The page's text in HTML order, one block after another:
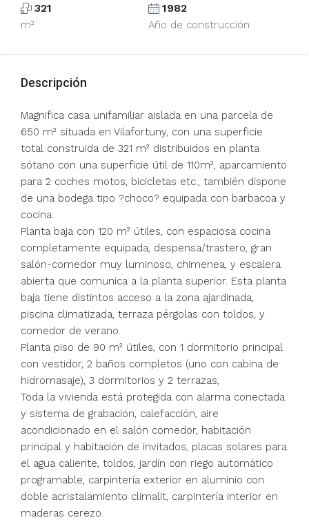
321
m²
1982
Año de construcción
Descripción
Magnifica casa unifamiliar aislada en una parcela de
650 m² situada en Vilafortuny, con una superficie
total construida de 321 m² distribuidos en planta
sótano con una superficie útil de 110m², aparcamiento
para 2 coches motos, bicicletas etc., también dispone
de una bodega tipo ?choco? equipada con barbacoa y
cocina.
Planta baja con 120 m² útiles, con espaciosa cocina
completamente equipada, despensa/trastero, gran
salón-comedor muy luminoso, chimenea, y escalera
abierta que comunica a la planta superior. Esta planta
baja tiene distintos acceso a la zona ajardinada,
piscina climatizada, terraza pérgolas con toldos, y
comedor de verano.
Planta piso de 90 m² útiles, con 1 dormitorio principal
con vestidor, 2 baños completos (uno con cabina de
hidromasaje), 3 dormitorios y 2 terrazas,
Toda la vivienda está protegida con alarma conectada
y sistema de grabación, calefacción, aire
acondicionado en el salón comedor, habitación
principal y habitación de invitados, placas solares para
el agua caliente, toldos, jardín con riego automático
programable, carpintería exterior en aluminio con
doble acristalamiento climalit, carpintería interior en
maderas cerezo.